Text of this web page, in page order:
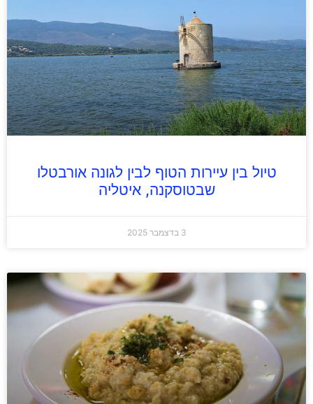
טיול בין עיירות הטוף לבין לגונה אורבטלו
שבטוסקנה, איטליה
3 בדצמבר 2025